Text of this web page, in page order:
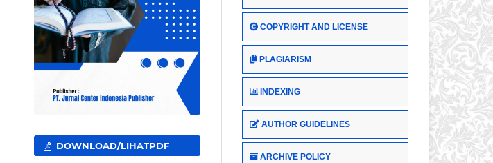
DOWNLOAD/LIHATPDF
COPYRIGHT AND LICENSE
PLAGIARISM
INDEXING
AUTHOR GUIDELINES
ARCHIVE POLICY